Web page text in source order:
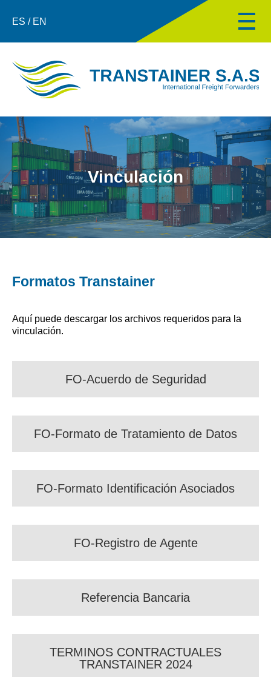
ES / EN
Vinculación
Formatos Transtainer
Aquí puede descargar los archivos requeridos para la
vinculación.
FO-Acuerdo de Seguridad
FO-Formato de Tratamiento de Datos
FO-Formato Identificación Asociados
FO-Registro de Agente
Referencia Bancaria
TERMINOS CONTRACTUALES
TRANSTAINER 2024